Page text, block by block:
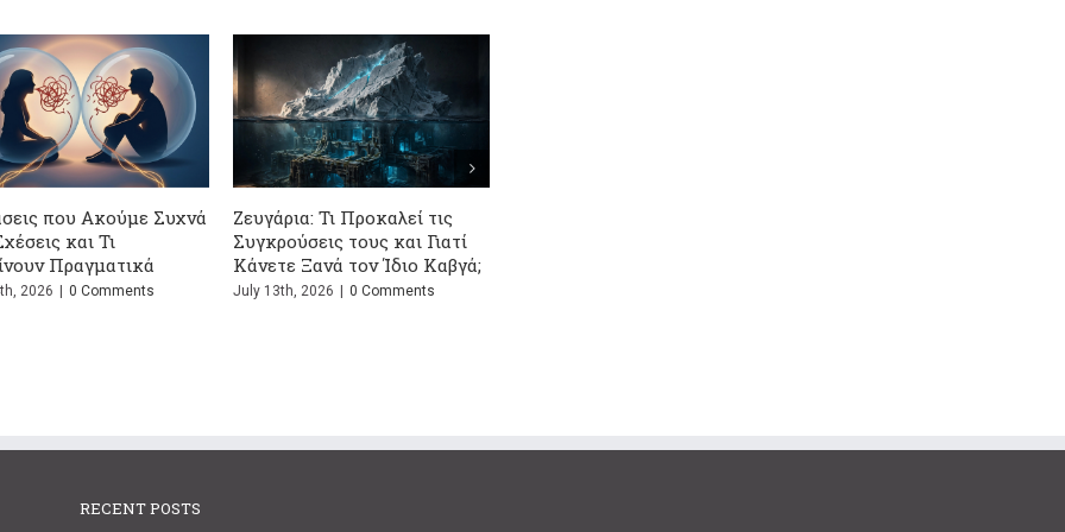
μετά το
οδηγός
Η Ψυχολογία του Ψεύτη -13
Μυστικά που Δεν Θέλει να
June 24th, 2026 | 0 Comments
είμαστε σε σχέση;
RECENT POSTS